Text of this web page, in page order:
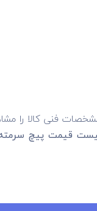
فنی کالا را
قیمت پیچ سرمته